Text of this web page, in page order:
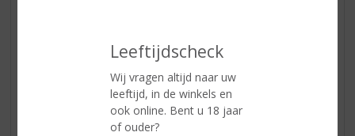
Leeftijdscheck
Wij vragen altijd naar uw
leeftijd, in de winkels en
ook online. Bent u 18 jaar
of ouder?
geroosterde noten en dan komen
door de tonen van de vanille de
tonen van het hout meer naar
boven
zoetige complexe aroma's mooi